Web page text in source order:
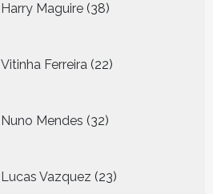
Harry Maguire 38
producten
Vitinha Ferreira 22
producten
Nuno Mendes 32
producten
Lucas Vazquez 23
producten